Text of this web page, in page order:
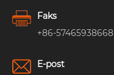
Faks
+86-57465938668
E-post